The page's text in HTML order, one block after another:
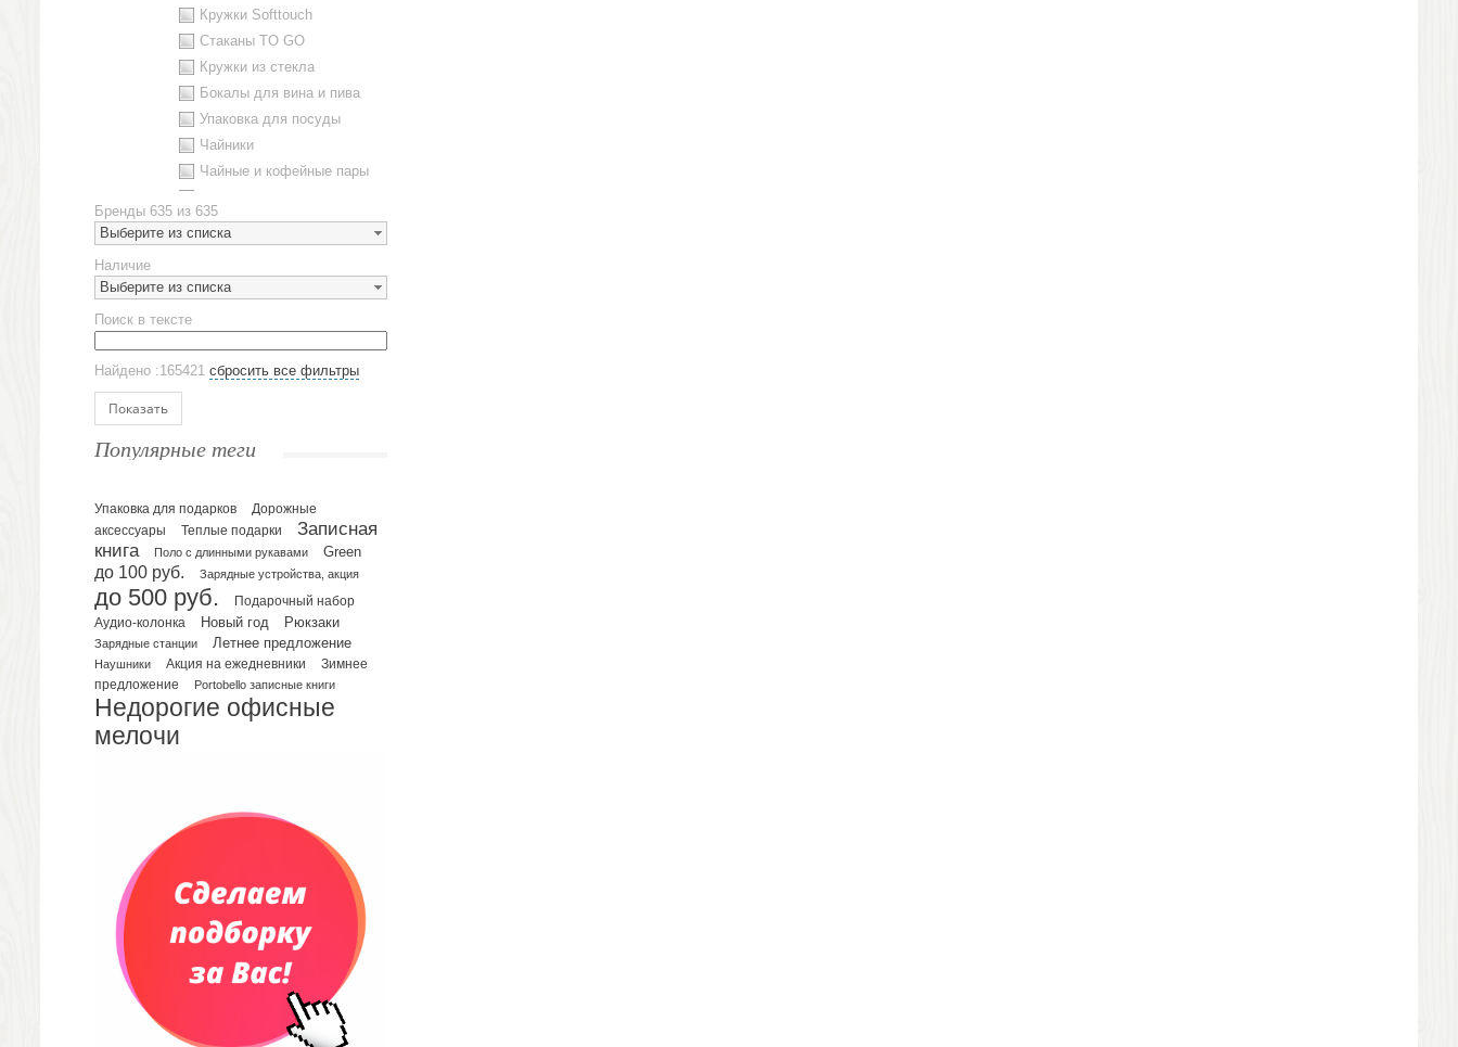
Кружки Softtouch
Стаканы TO GO
Кружки из стекла
Бокалы для вина и пива
Упаковка для посуды
Чайники
Чайные и кофейные пары
Наборы посуды
Предметы сервировки
Стаканы
Эко кружки
ЕВРОПОСУДА
Аксессуары
Ежедневники и блокноты
Датированные ежедневники
Планинги и телефонные книжки
Планинги датированные
Планинги недатированные
Еженедельники
Органайзер на ежедневник
Сумки и Рюкзаки
Сумки для планшетов и ноутбуков
Рюкзаки
Несессеры и косметички
Сумки спортивные
Портфели
Чехлы для планшетов и ноутбуков
Сумка на пояс или шею
Аксессуары
Женские сумки
Уютный дом
Бренды 635 из 635
Выберите из списка
Наличие
Выберите из списка
Поиск в тексте
Найдено :165421 сбросить все фильтры
Показать
Популярные теги
Упаковка для подарков
Дорожные
аксессуары
Теплые подарки
Записная
книга
Поло с длинными рукавами Green
до 100 руб. Зарядные устройства, акция
до 500 руб. Подарочный набор
Аудио-колонка Новый год Рюкзаки
Зарядные станции Летнее предложение
Наушники Акция на ежедневники
Зимнее
предложение
Portobello записные книги
Недорогие офисные
мелочи